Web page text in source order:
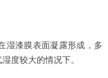
漆膜表面凝露形成，多
度较大的情况下。